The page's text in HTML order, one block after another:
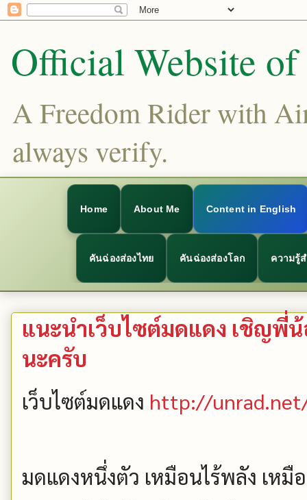
Official Website
A Freedom Rider with
always verify.
Home About Me Content in English
คันฉ่องส่องไทย คันฉ่องส่องโลก ความรู้
แนะนำเว็บไซต์มดแดง เชิญพี่
นะครับ
เว็บไซต์มดแดง http://
มดแดงหนึ่งตัว เหมือนไร้พลัง เหมื